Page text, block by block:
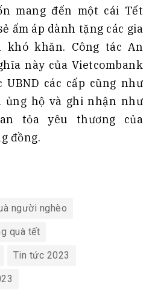
mang đến một cái Tết
ấm áp dành tặng các gia
khó khăn. Công tác An
này của Vietcombank
các cấp cũng như
ủng hộ và ghi nhận như
tỏa yêu thương của
đồng.
người nghèo
quà tết
Tin tức 2023